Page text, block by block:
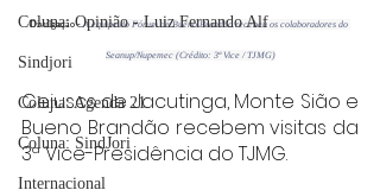
Coluna: Opinião - Luiz Fernando Alf
Sindjori
Coluna: Agenda 21
Coluna: SindJori
Internacional
Divulgação - A equipe do Fórum de Bueno Brandão recebeu os colaboradores do
Seanup/Nupemec (Crédito: 3ª Vice / TJMG)
Cejuscs de Jacutinga, Monte Sião e
Bueno Brandão recebem visitas da
3ª Vice-Presidência do TJMG.